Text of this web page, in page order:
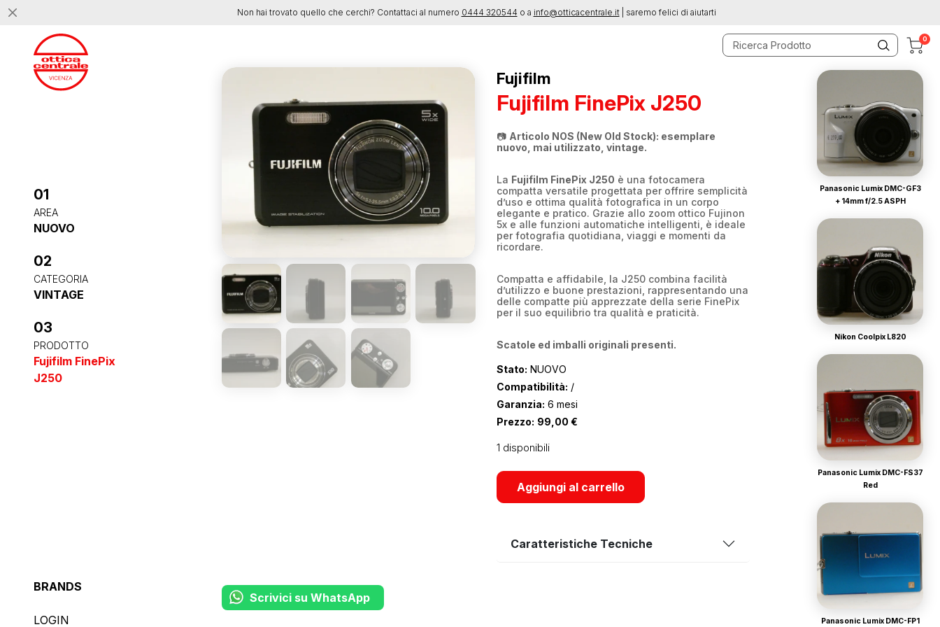
0
01
AREA
NUOVO
02
CATEGORIA
VINTAGE
03
PRODOTTO
Fujifilm FinePix
J250
BRANDS
LOGIN
Fujifilm
Fujifilm FinePix J250
📷 Articolo NOS (New Old Stock): esemplare
nuovo, mai utilizzato, vintage.
La Fujifilm FinePix J250 è una fotocamera
compatta versatile progettata per offrire semplicità
d’uso e ottima qualità fotografica in un corpo
elegante e pratico. Grazie allo zoom ottico Fujinon
5x e alle funzioni automatiche intelligenti, è ideale
per fotografia quotidiana, viaggi e momenti da
ricordare.
Compatta e affidabile, la J250 combina facilità
d’utilizzo e buone prestazioni, rappresentando una
delle compatte più apprezzate della serie FinePix
per il suo equilibrio tra qualità e praticità.
Scatole ed imballi originali presenti.
Stato: NUOVO
Compatibilità: /
Garanzia: 6 mesi
Prezzo: 99,00 €
1 disponibili
Aggiungi al carrello
Caratteristiche Tecniche
Scrivici su WhatsApp
Panasonic Lumix DMC-GF3
+ 14mm f/2.5 ASPH
Nikon Coolpix L820
Panasonic Lumix DMC-FS37
Red
Panasonic Lumix DMC-FP1
Non hai trovato quello che cerchi? Contattaci al numero 0444 320544 o a info@otticacentrale.it| saremo felici di aiutarti